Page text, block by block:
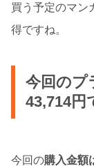
買う予定のマン
得ですね。
今回のプ
43,714円
今回の購入金額